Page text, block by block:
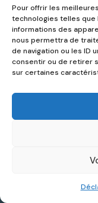
Pour offrir les
technologies telles
informations des
nous permettra de
de navigation ou les ID
consentir ou de retirer
sur certaines
Pour
Email: